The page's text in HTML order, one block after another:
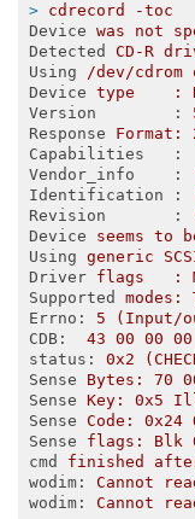
> cdrecord -toc
Device
was not
Detected
CD-R
Using
/dev/
Device
type    :
Version
        :
Response
Format:
Capabilities
   :
Vendor_info
    :
Identification :
Revision
       :
Device
seems to
Using
generic
Driver flags   :
Supported
modes:
Errno : 5 (Input/
CDB : 43 00 00
status : 0x2
Sense
Bytes: 70
Sense
Key: 0x5
Sense
Code:
Sense
flags: Blk
cmd
finished
wodim : Cannot
wodim : Cannot